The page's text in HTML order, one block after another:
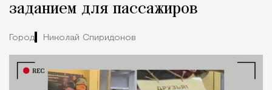
заданием для пассажиров
Город Николай Спиридонов